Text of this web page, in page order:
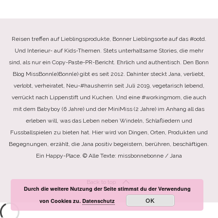
Reisen treffen auf Lieblingsprodukte, Bonner Lieblingsorte auf das #ootd.
Und Interieur- auf Kids-Themen. Stets unterhaltsame Stories, die mehr
sind, als nur ein Copy-Paste-PR-Bericht. Ehrlich und authentisch. Den Bonn
Blog MissBonn(e)Bonn(e) gibt es seit 2012. Dahinter steckt Jana, verliebt,
verlobt, verheiratet, Neu-#hausherrin seit Juli 2019, vegetarisch lebend,
verrückt nach Lippenstift und Kuchen. Und eine #workingmom, die auch
mit dem Babyboy (6 Jahre) und der MiniMiss (2 Jahre) im Anhang all das
erleben will, was das Leben neben Windeln, Schlafliedern und
Fussballspielen zu bieten hat. Hier wird von Dingen, Orten, Produkten und
Begegnungen, erzählt, die Jana positiv begeistern, berühren, beschäftigen.
Ein Happy-Place. © Alle Texte: missbonnebonne / Jana
Back to top
Durch die weitere Nutzung der Seite stimmst du der Verwendung
von Cookies zu.Datenschutz OK